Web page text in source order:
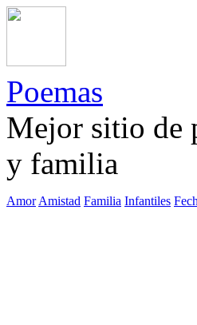
Poemas
Mejor sitio de
y familia
Amor Amistad Familia Infantiles